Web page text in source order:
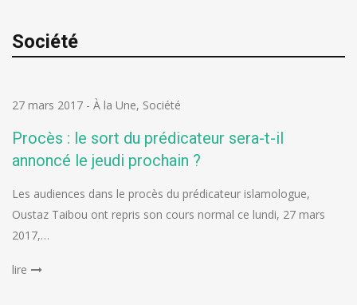
Société
27 mars 2017 - À la Une, Société
Procès : le sort du prédicateur sera-t-il
annoncé le jeudi prochain ?
Les audiences dans le procès du prédicateur islamologue,
Oustaz Taibou ont repris son cours normal ce lundi, 27 mars
2017,…
lire